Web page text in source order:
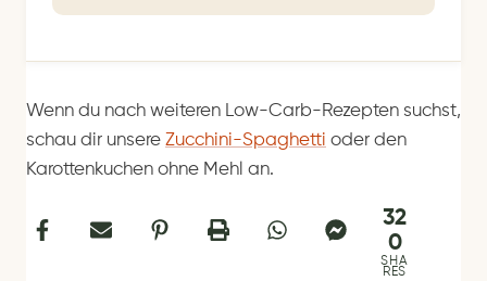
Wenn du nach weiteren Low-Carb-Rezepten suchst,
schau dir unsere Zucchini-Spaghetti oder den
Karottenkuchen ohne Mehl an.
32
0
SHA
RES